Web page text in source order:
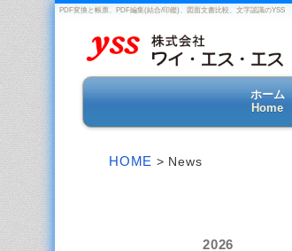
PDF変換と帳票、PDF編集(結合/印鑑)、図面文書比較、文字認識のYSS
ホーム
Home
HOME > News
2026